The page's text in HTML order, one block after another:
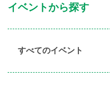
イベントから探す
すべてのイベント